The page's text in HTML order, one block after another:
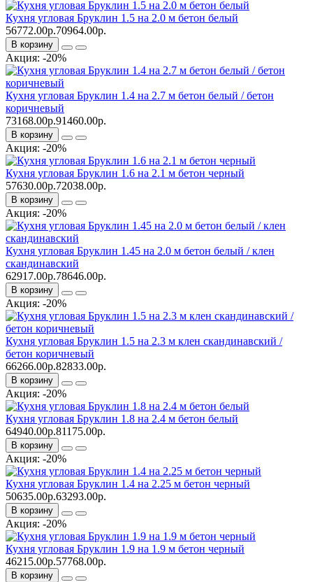
Кухня угловая Бруклин 1.5 на 2.0 м бетон белый
56772.00р.70964.00р.
В корзину
Акция: -20%
Кухня угловая Бруклин 1.4 на 2.7 м бетон белый / бетон
коричневый
73168.00р.91460.00р.
В корзину
Акция: -20%
Кухня угловая Бруклин 1.6 на 2.1 м бетон черный
57630.00р.72038.00р.
В корзину
Акция: -20%
Кухня угловая Бруклин 1.45 на 2.0 м бетон белый / клен
скандинавский
62917.00р.78646.00р.
В корзину
Акция: -20%
Кухня угловая Бруклин 1.5 на 2.3 м клен скандинавский /
бетон коричневый
66266.00р.82833.00р.
В корзину
Акция: -20%
Кухня угловая Бруклин 1.8 на 2.4 м бетон белый
64940.00р.81175.00р.
В корзину
Акция: -20%
Кухня угловая Бруклин 1.4 на 2.25 м бетон черный
50635.00р.63293.00р.
В корзину
Акция: -20%
Кухня угловая Бруклин 1.9 на 1.9 м бетон черный
46215.00р.57768.00р.
В корзину